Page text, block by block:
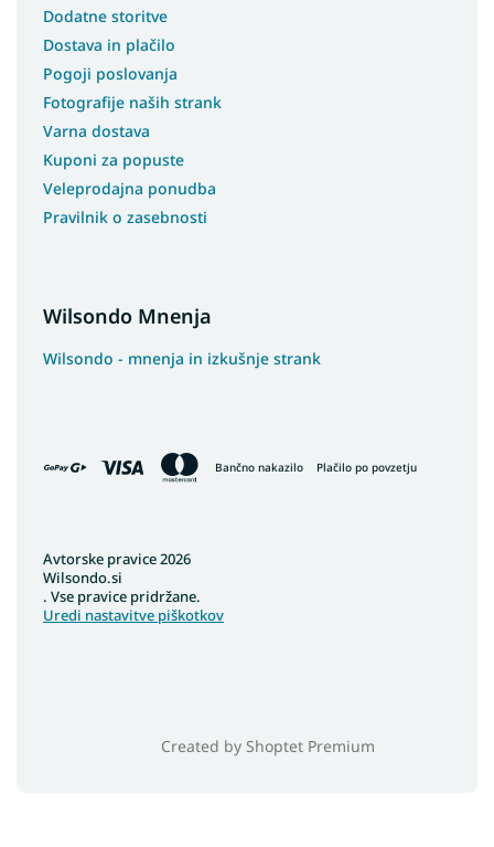
Dodatne storitve
Dostava in plačilo
Pogoji poslovanja
Fotografije naših strank
Varna dostava
Kuponi za popuste
Veleprodajna ponudba
Pravilnik o zasebnosti
Wilsondo Mnenja
Wilsondo - mnenja in izkušnje strank
Bančno nakazilo Plačilo po povzetju
Created by Shoptet Premium
Avtorske pravice 2026
Wilsondo.si
. Vse pravice pridržane.
Uredi nastavitve piškotkov